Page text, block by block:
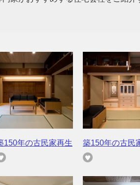
150年の古民家再生 築150年の古民